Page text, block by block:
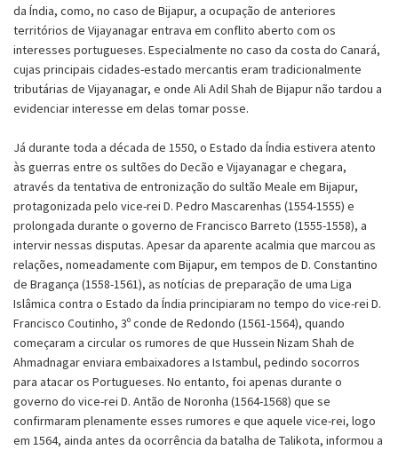
da Índia, como, no caso de Bijapur, a ocupação de anteriores
territórios de Vijayanagar entrava em conflito aberto com os
interesses portugueses. Especialmente no caso da costa do Canará,
cujas principais cidades-estado mercantis eram tradicionalmente
tributárias de Vijayanagar, e onde Ali Adil Shah de Bijapur não tardou a
evidenciar interesse em delas tomar posse.
Já durante toda a década de 1550, o Estado da Índia estivera atento
às guerras entre os sultões do Decão e Vijayanagar e chegara,
através da tentativa de entronização do sultão Meale em Bijapur,
protagonizada pelo vice-rei D. Pedro Mascarenhas (1554-1555) e
prolongada durante o governo de Francisco Barreto (1555-1558), a
intervir nessas disputas. Apesar da aparente acalmia que marcou as
relações, nomeadamente com Bijapur, em tempos de D. Constantino
de Bragança (1558-1561), as notícias de preparação de uma Liga
Islâmica contra o Estado da Índia principiaram no tempo do vice-rei D.
Francisco Coutinho, 3º conde de Redondo (1561-1564), quando
começaram a circular os rumores de que Hussein Nizam Shah de
Ahmadnagar enviara embaixadores a Istambul, pedindo socorros
para atacar os Portugueses. No entanto, foi apenas durante o
governo do vice-rei D. Antão de Noronha (1564-1568) que se
confirmaram plenamente esses rumores e que aquele vice-rei, logo
em 1564, ainda antes da ocorrência da batalha de Talikota, informou a